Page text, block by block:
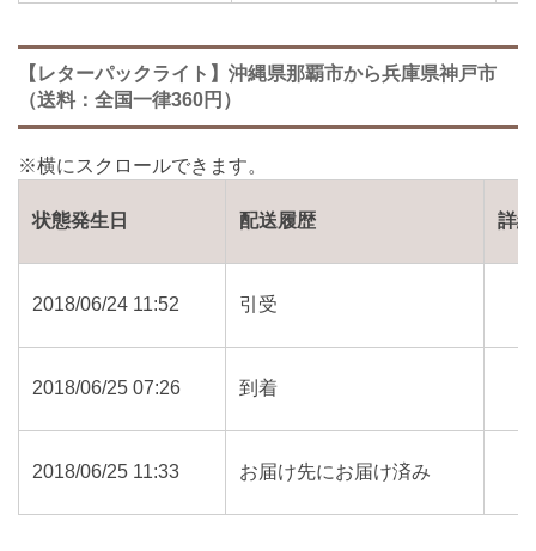
【レターパックライト】沖縄県那覇市から兵庫県神戸市
（送料：全国一律360円）
状態発生日 配送履歴 詳細
2018/06/24 11:52 引受
2018/06/25 07:26 到着
2018/06/25 11:33 お届け先にお届け済み